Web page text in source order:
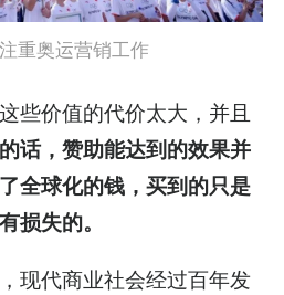
重奥运营销工作
些价值的代价太大，并且
话，赞助能达到的效果并
全球化的钱，买到的只是
损失的。
现代商业社会经过百年发